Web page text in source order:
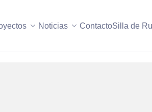
Noticias ContactoSilla de